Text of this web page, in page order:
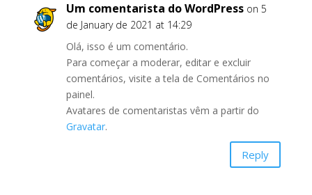
Um comentarista do WordPress on 5
de January de 2021 at 14:29
Olá, isso é um comentário.
Para começar a moderar, editar e excluir
comentários, visite a tela de Comentários no
painel.
Avatares de comentaristas vêm a partir do
Gravatar.
Reply